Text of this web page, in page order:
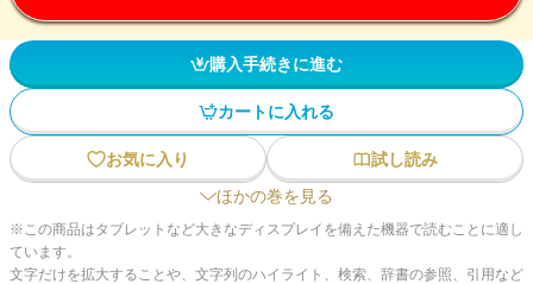
購入手続きに進む
カートに入れる
お気に入り
試し読み
ほかの巻を見る
※この商品はタブレットなど大きなディスプレイを備えた機器で読むことに適し
ています。
文字だけを拡大することや、文字列のハイライト、検索、辞書の参照、引用など